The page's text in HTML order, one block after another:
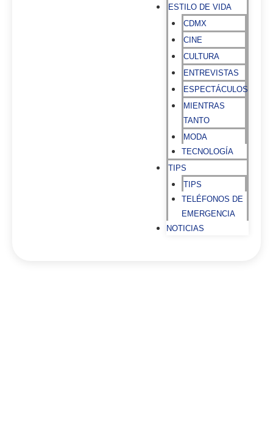
ESTILO DE VIDA
CDMX
CINE
CULTURA
ENTREVISTAS
ESPECTÁCULOS
MIENTRAS
TANTO
MODA
TECNOLOGÍA
TIPS
TIPS
TELÉFONOS DE
EMERGENCIA
NOTICIAS